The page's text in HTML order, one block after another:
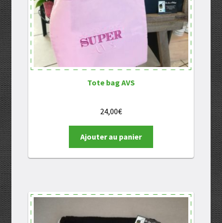
Tote bag AVS
24,00€
Ajouter au panier